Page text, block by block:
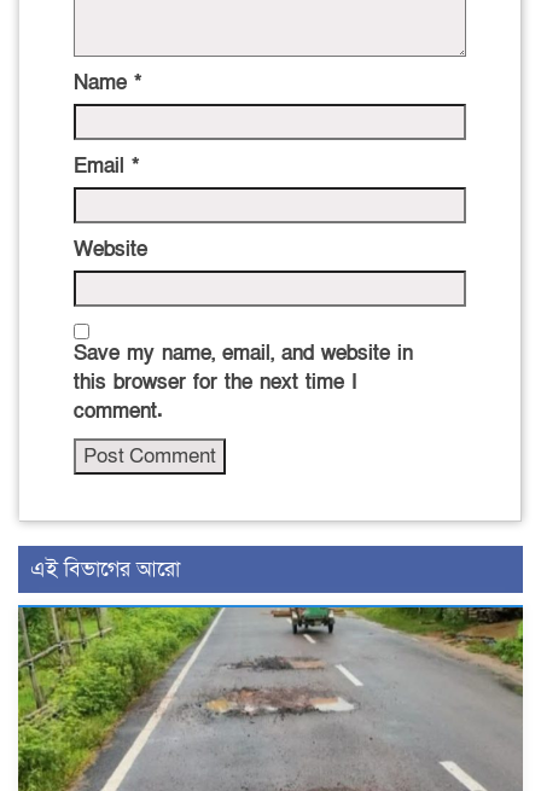
Name *
Email *
Website
Save my name, email, and website in
this browser for the next time I
comment.
এই বিভাগের আরো